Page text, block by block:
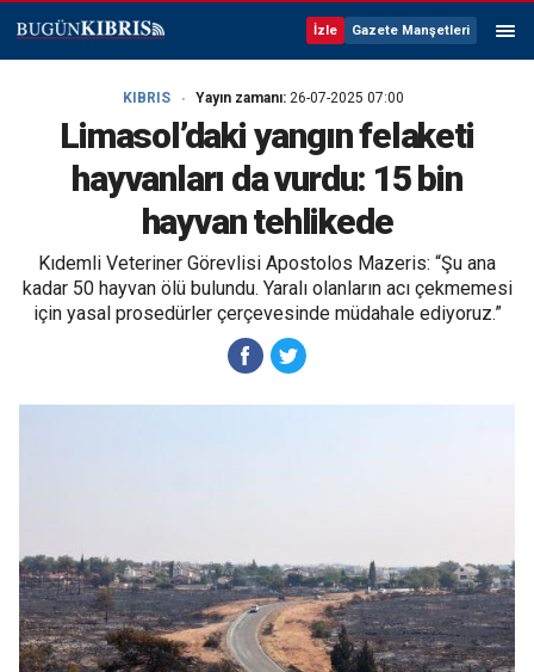
İzle Gazete Manşetleri
KIBRIS Yayın zamanı: 26-07-2025 07:00
Limasol’daki yangın felaketi
hayvanları da vurdu: 15 bin
hayvan tehlikede
Kıdemli Veteriner Görevlisi Apostolos Mazeris: “Şu ana
kadar 50 hayvan ölü bulundu. Yaralı olanların acı çekmemesi
için yasal prosedürler çerçevesinde müdahale ediyoruz.”